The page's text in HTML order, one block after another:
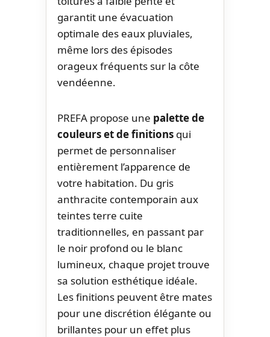
garantit une évacuation
optimale des eaux pluviales,
même lors des épisodes
orageux fréquents sur la côte
vendéenne.
PREFA propose une palette de
couleurs et de finitions qui
permet de personnaliser
entièrement l’apparence de
votre habitation. Du gris
anthracite contemporain aux
teintes terre cuite
traditionnelles, en passant par
le noir profond ou le blanc
lumineux, chaque projet trouve
sa solution esthétique idéale.
Les finitions peuvent être mates
pour une discrétion élégante ou
brillantes pour un effet plus